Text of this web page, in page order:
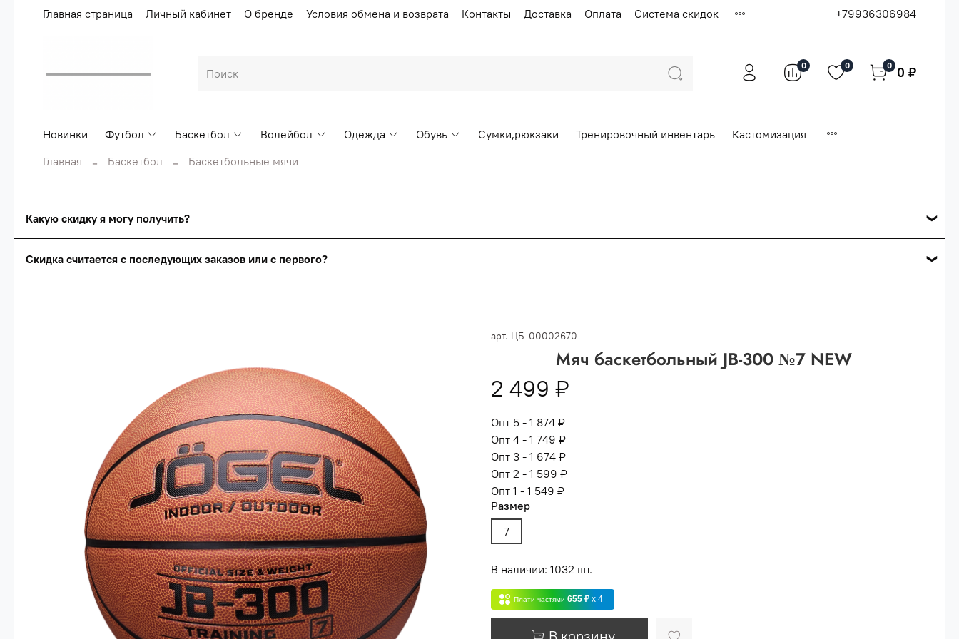
Главная страница Личный кабинет О бренде Условия обмена и возврата Контакты Доставка Оплата Система скидок +79936306984
0 0 0 0 ₽
Новинки Футбол Баскетбол Волейбол Одежда Обувь Сумки,рюкзаки Тренировочный инвентарь
Кастомизация
Главная
Баскетбол Баскетбольные мячи
Какую скидку я могу получить?
сумма всех заказов за 6 месяцев - 30.000 рублей.
- сумма всех заказов за 6 месяцев 80.000 рублей
Опт 2(36%) - сумма всех заказов за 6 месяцев 200.000 рублей.
Опт 1(38%) -сумма всех заказов за 6 месяцев - 400.000 рублей.
Скидка считается с последующих заказов или с первого?
арт. ЦБ-00002670
Мяч баскетбольный JB-300 №7 NEW
2 499 ₽
Опт 5 - 1 874 ₽
Опт 4 - 1 749 ₽
Опт 3 - 1 674 ₽
Опт 2 - 1 599 ₽
Опт 1 - 1 549 ₽
Размер
7
В наличии: 1032 шт.
Плати частями 655 ₽ x 4